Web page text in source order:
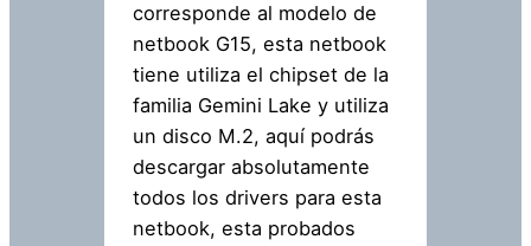
corresponde al modelo de
netbook G15, esta netbook
tiene utiliza el chipset de la
familia Gemini Lake y utiliza
un disco M.2, aquí podrás
descargar absolutamente
todos los drivers para esta
netbook, esta probados